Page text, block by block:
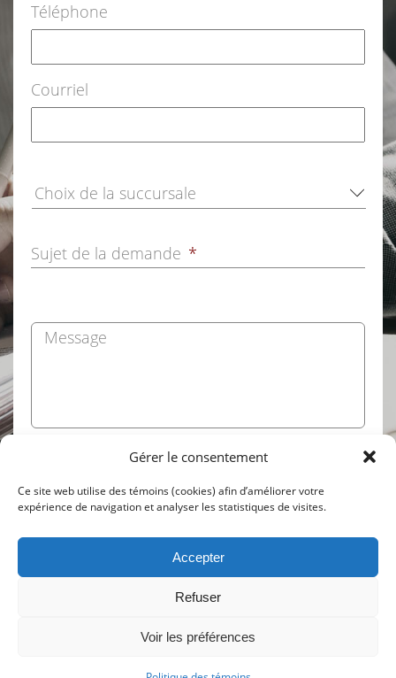
Gérer le consentement
Ce site web utilise des témoins (cookies) afin d’améliorer votre
expérience de navigation et analyser les statistiques de visites.
Accepter
Refuser
Voir les préférences
Téléphone
Courriel
Sujet de la demande *
Message
Conception Web :: Oktane